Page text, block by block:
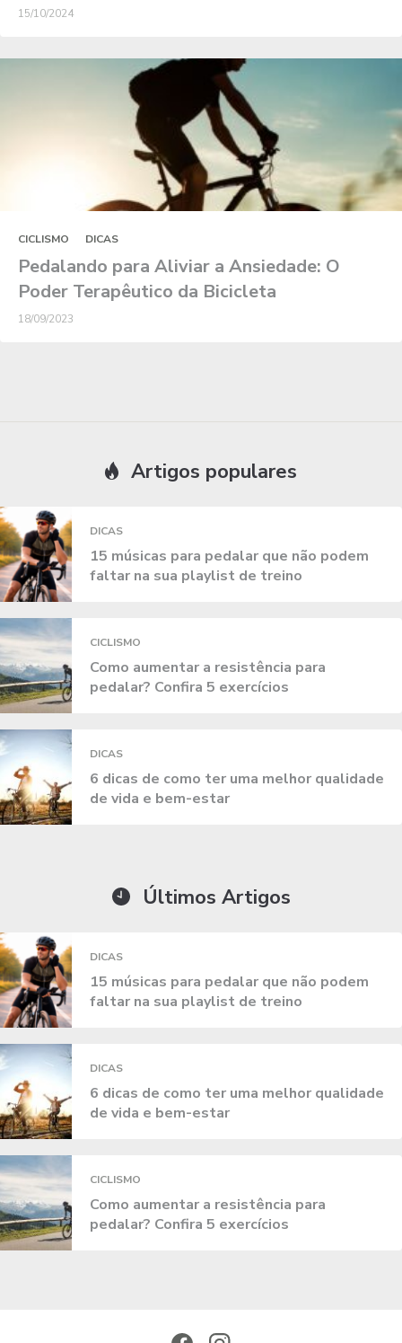
15/10/2024
CICLISMO DICAS
Pedalando para Aliviar a Ansiedade: O
Poder Terapêutico da Bicicleta
18/09/2023
Artigos populares
DICAS
15 músicas para pedalar que não podem
faltar na sua playlist de treino
CICLISMO
Como aumentar a resistência para
pedalar? Confira 5 exercícios
DICAS
6 dicas de como ter uma melhor qualidade
de vida e bem-estar
Últimos Artigos
DICAS
15 músicas para pedalar que não podem
faltar na sua playlist de treino
DICAS
6 dicas de como ter uma melhor qualidade
de vida e bem-estar
CICLISMO
Como aumentar a resistência para
pedalar? Confira 5 exercícios